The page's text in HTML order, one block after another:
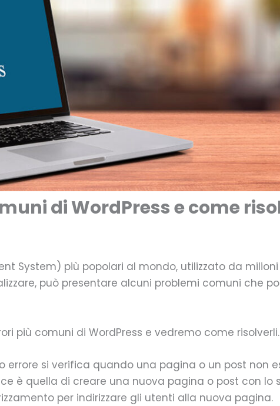
di WordPress e come
System) più popolari al mondo, utilizzato da
può presentare alcuni problemi comuni che
più comuni di WordPress e vedremo come risolverli.
errore si verifica quando una pagina o un post non
è quella di creare una nuova pagina o post con lo
per indirizzare gli utenti alla nuova pagina.